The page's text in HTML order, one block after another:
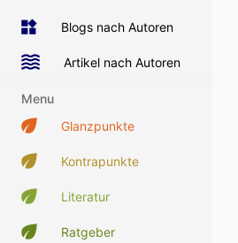
Blogs nach Autoren
Artikel nach Autoren
Menu
Glanzpunkte
Kontrapunkte
Literatur
Ratgeber